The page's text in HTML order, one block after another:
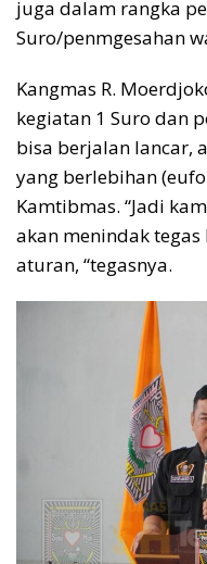
juga dalam rangka
Suro/penmgesahan
Kangmas R.
kegiatan 1 Suro dan
bisa berjalan lancar,
yang berlebihan
Kamtibmas. “Jadi
akan menindak
aturan, “tegasnya.